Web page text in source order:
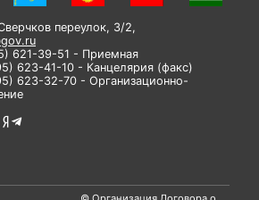
переулок, 3/2,
621-39-51 - Приемная
623-41-10 - Канцелярия (факс)
70 - Организационно-